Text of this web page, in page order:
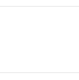
Array